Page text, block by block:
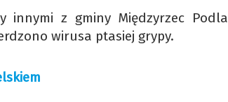
innymi z gminy Międzyrzec
wirusa ptasiej grypy.